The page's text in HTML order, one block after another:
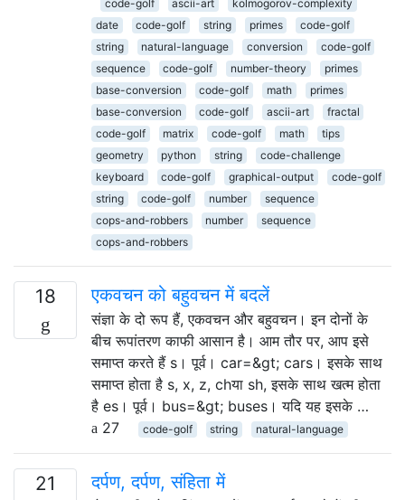
code-golf
ascii-art
kolmogorov-complexity
date
code-golf string primes
code-golf
string
natural-language conversion
code-golf
sequence
code-golf number-theory
primes
base-conversion
code-golf math
primes
base-conversion
code-golf ascii-art
fractal
code-golf
matrix code-golf math
tips
geometry
python string
code-challenge
keyboard
code-golf graphical-output
code-golf
string
code-golf number
sequence
cops-and-robbers
number
sequence
cops-and-robbers
18 एकवचन को बहुवचन में बदलें
संज्ञा के दो रूप हैं, एकवचन और बहुवचन। इन दोनों के
बीच रूपांतरण काफी आसान है। आम तौर पर, आप इसे
समाप्त करते हैं s। पूर्व। car=&gt; cars। इसके साथ
समाप्त होता है s, x, z, chया sh, इसके साथ खत्म होता
है es। पूर्व। bus=&gt; buses। यदि यह इसके …
27
code-golf string natural-language
21 दर्पण, दर्पण, संहिता में